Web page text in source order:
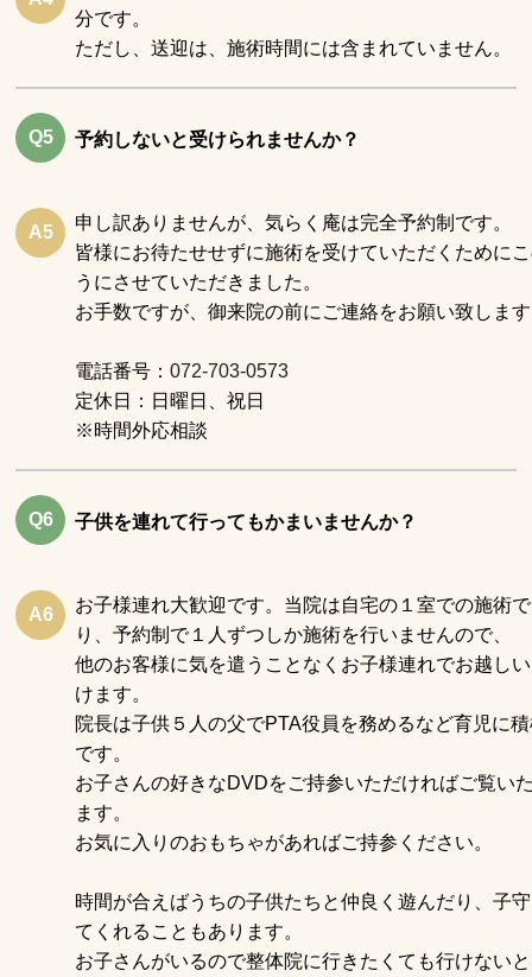
分です。
ただし、送迎は、施術時間には含まれていません。
Q5 予約しないと受けられませんか？
A5
申し訳ありませんが、気らく庵は完全予約制です。
皆様にお待たせせずに施術を受けていただくために
うにさせていただきました。
お手数ですが、御来院の前にご連絡をお願い致しま
電話番号：072-703-0573
定休日：日曜日、祝日
※時間外応相談
Q6 子供を連れて行ってもかまいませんか？
A6
お子様連れ大歓迎です。当院は自宅の１室での施術
り、予約制で１人ずつしか施術を行いませんので、
他のお客様に気を遣うことなくお子様連れでお越し
けます。
院長は子供５人の父でPTA役員を務めるなど育児に
です。
お子さんの好きなDVDをご持参いただければご覧い
ます。
お気に入りのおもちゃがあればご持参ください。
時間が合えばうちの子供たちと仲良く遊んだり、子
てくれることもあります。
お子さんがいるので整体院に行きたくても行けない